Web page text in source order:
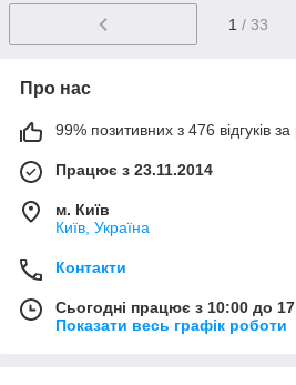
1 / 33
Про нас
99% позитивних з 476 відгуків за
Працює з 23.11.2014
м. Київ
Київ, Україна
Контакти
Сьогодні працює з 10:00 до
Показати весь графік роботи